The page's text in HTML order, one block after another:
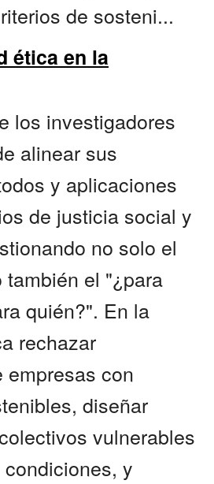
de sosteni...
ética en la
los investigadores
alinear sus
y aplicaciones
de justicia social y
no solo el
el "¿para
quién?". En la
rechazar
con
diseñar
vulnerables
y